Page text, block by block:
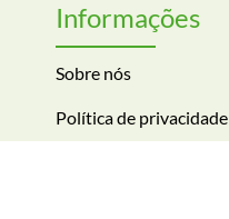
Informações
Sobre nós
Política de privacidade